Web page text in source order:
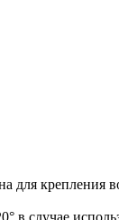
крепления
в случае